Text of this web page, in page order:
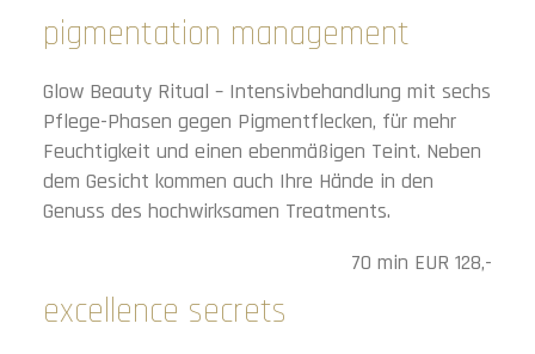
pigmentation management
Glow Beauty Ritual – Intensivbehandlung mit sechs
Pflege-Phasen gegen Pigmentflecken, für mehr
Feuchtigkeit und einen ebenmäßigen Teint. Neben
dem Gesicht kommen auch Ihre Hände in den
Genuss des hochwirksamen Treatments.
70 min EUR 128,-
excellence secrets